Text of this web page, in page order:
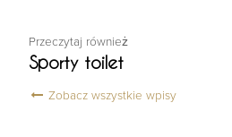
Przeczytaj również
Sporty toilet
Zobacz wszystkie wpisy